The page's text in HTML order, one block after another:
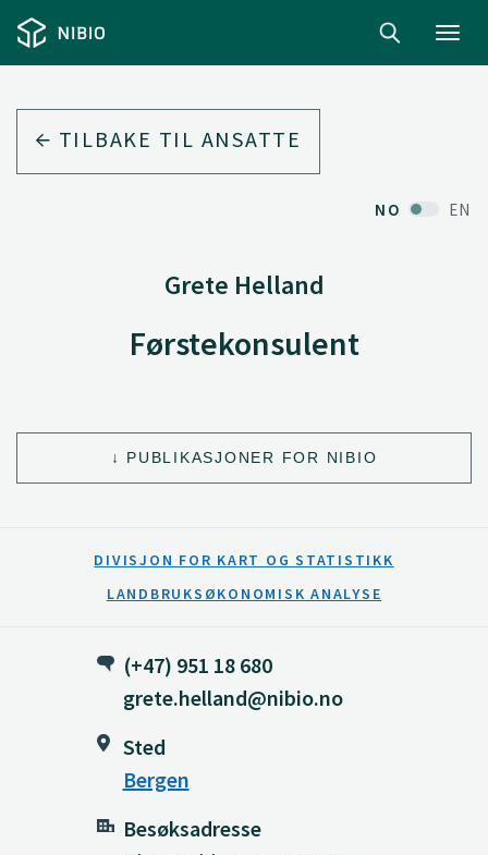
TILBAKE TIL ANSATTE
NO EN
Grete Helland
Førstekonsulent
PUBLIKASJONER FOR NIBIO
DIVISJON FOR KART OG STATISTIKK
LANDBRUKSØKONOMISK ANALYSE
(+47) 951 18 680
grete.helland@nibio.no
Sted
Bergen
Besøksadresse